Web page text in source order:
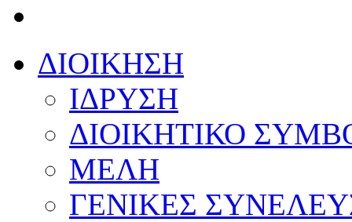
ΔΙΟΙΚΗΣΗ
ΙΔΡΥΣΗ
ΔΙΟΙΚΗΤΙΚΟ
ΜΕΛΗ
ΓΕΝΙΚΕΣ